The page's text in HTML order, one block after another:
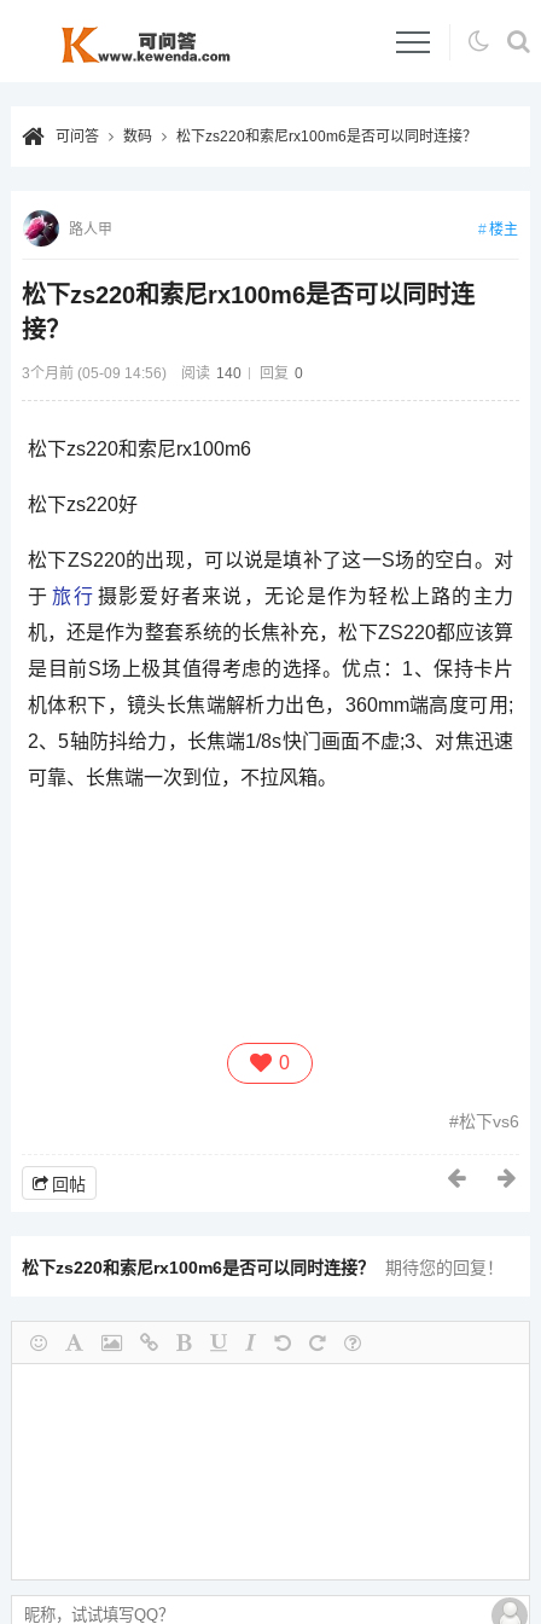
可问答 数码 松下zs220和索尼rx100m6是否可以同时连接？
松下zs220和索尼rx100m6是否可以同时连
接？
3个月前 (05-09 14:56) 阅读 140 回复 0
路人甲 楼主
松下zs220和索尼rx100m6
松下zs220好
松下ZS220的出现，可以说是填补了这一S场的空白。对
于 旅行 摄影爱好者来说，无论是作为轻松上路的主力
机，还是作为整套系统的长焦补充，松下ZS220都应该算
是目前S场上极其值得考虑的选择。优点：1、保持卡片
机体积下，镜头长焦端解析力出色，360mm端高度可用;
2、5轴防抖给力，长焦端1/8s快门画面不虚;3、对焦迅速
可靠、长焦端一次到位，不拉风箱。
0
松下vs6
回帖
松下zs220和索尼rx100m6是否可以同时连接？ 期待您的回复！